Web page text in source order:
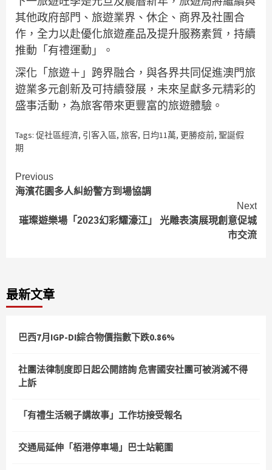
其他政府部門、旅遊業界、休企、商界及社團合
作，全力以赴優化旅遊產品及提升服務素質，持續
推動「有禮運動」。
深化「旅遊＋」跨界融合，與各界共同促進澳門旅
遊業多元創新及可持續發展，未來呈獻多元精彩的
盛事活動，為旅客帶來更豐富的旅遊體驗。
Tags: 促社區經濟, 引客入區, 旅客, 日均11萬, 更勝疫前, 聖誕假
期
Continue
Reading
Previous
海濱花園多人糾紛警方到場協調
Next
璀璨遊樂場「2023幻彩耀濠江」 光雕表演展現創意促城
市交流
最新文章
巴西7月IGP-DI綜合物價指數下跌0.86%
社團法律制度即日起公開諮詢 危害國安社團可被消滅不得
上訴
「有禮生活親子講故事」工作坊接受報名
交通局延伸「栢港停車場」巴士站範圍